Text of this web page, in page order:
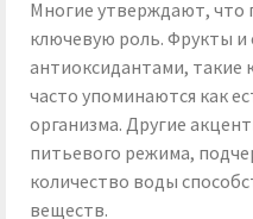
Многие утверждают, что
ключевую роль. Фрукты
антиоксидантами, такие
часто упоминаются как
организма. Другие
питьевого режима,
количество воды
веществ.